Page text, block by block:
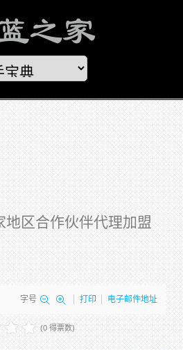
地区合作伙伴代理加盟
字号 打印 电子邮件地址
(0 得票数)